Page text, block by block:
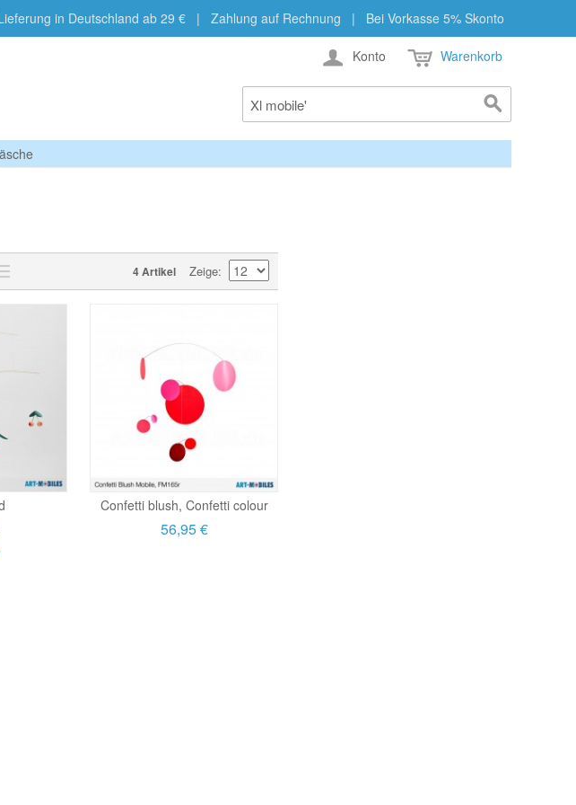
in Deutschland ab 29 € | Zahlung auf Rechnung | Bei Vorkasse 5% Skonto
Konto Warenkorb
4 Artikel Zeige
Confetti blush, Confetti colour
56,95 €